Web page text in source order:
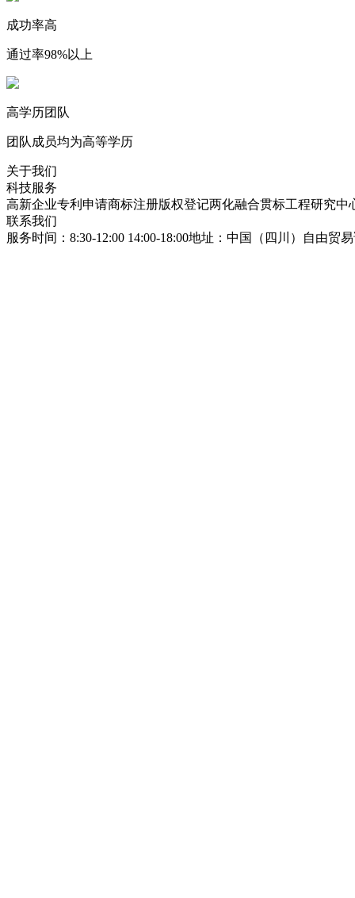
成功率高
通过率98%以上
高学历团队
团队成员均为高等学历
关于我们
科技服务
高新企业专利申请商标注册版权登记两化融合贯标工程研究中
联系我们
服务时间：8:30-12:00 14:00-18:00地址：中国（四川）自由贸